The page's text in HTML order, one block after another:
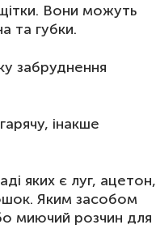
Вони можуть
та губки.
забруднення
інакше
яких є луг, ацетон,
Яким засобом
миючий розчин для